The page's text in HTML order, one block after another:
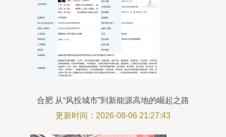
合肥 从“风投城市”到新能源高地的崛起之路
更新时间：2026-08-06 21:27:43